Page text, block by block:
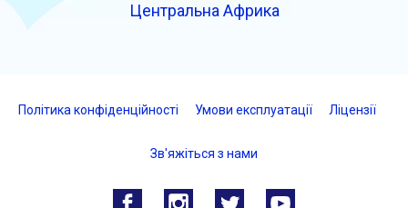
Центральна Африка
Політика конфіденційності Умови експлуатації Ліцензії
Зв'яжіться з нами